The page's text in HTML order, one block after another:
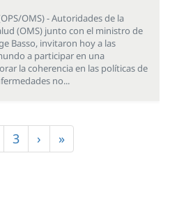
OMS) - Autoridades de la
(OMS) junto con el ministro de
Basso, invitaron hoy a las
a participar en una
la coherencia en las políticas de
no...
Página
3
Siguiente
página
›
Última
página
»